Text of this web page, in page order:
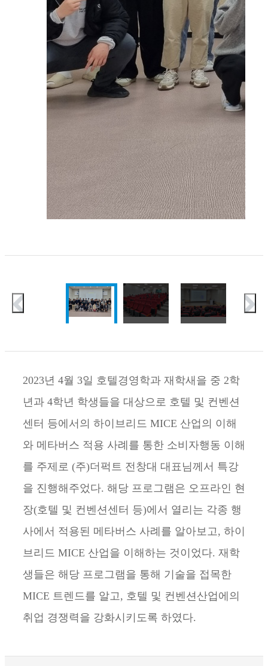
2023년 4월 3일 호텔경영학과 재학새을 중 2학
년과 4학년 학생들을 대상으로 호텔 및 컨벤션
센터 등에서의 하이브리드 MICE 산업의 이해
와 메타버스 적용 사례를 통한 소비자행동 이해
를 주제로 (주)더퍽트 전창대 대표님께서 특강
을 진행해주었다. 해당 프로그램은 오프라인 현
장(호텔 및 컨벤션센터 등)에서 열리는 각종 행
사에서 적용된 메타버스 사례를 알아보고, 하이
브리드 MICE 산업을 이해하는 것이었다. 재학
생들은 해당 프로그램을 통해 기술을 접목한
MICE 트렌드를 알고, 호텔 및 컨벤션산업에의
취업 경쟁력을 강화시키도록 하였다.